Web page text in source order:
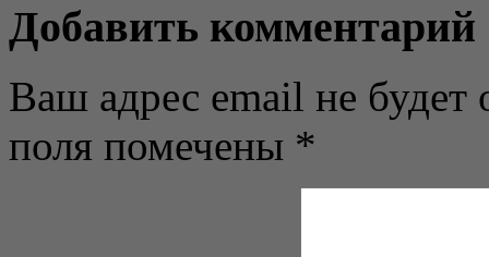
Добавить комментарий
Ваш адрес email не будет
поля помечены *